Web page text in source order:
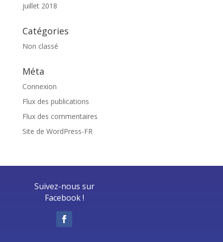
juillet 2018
Catégories
Non classé
Méta
Connexion
Flux des publications
Flux des commentaires
Site de WordPress-FR
Suivez-nous sur
Facebook !